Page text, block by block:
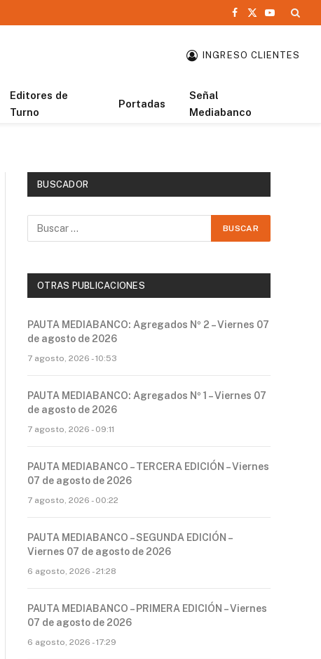
Facebook
X
YouTube
INGRESO CLIENTES
Editores de
Turno
Portadas
Señal
Mediabanco
BUSCADOR
OTRAS PUBLICACIONES
PAUTA MEDIABANCO: Agregados Nº 2 – Viernes 07
de agosto de 2026
7 agosto, 2026 - 10:53
PAUTA MEDIABANCO: Agregados Nº 1 – Viernes 07
de agosto de 2026
7 agosto, 2026 - 09:11
PAUTA MEDIABANCO – TERCERA EDICIÓN – Viernes
07 de agosto de 2026
7 agosto, 2026 - 00:22
PAUTA MEDIABANCO – SEGUNDA EDICIÓN –
Viernes 07 de agosto de 2026
6 agosto, 2026 - 21:28
PAUTA MEDIABANCO – PRIMERA EDICIÓN – Viernes
07 de agosto de 2026
6 agosto, 2026 - 17:29